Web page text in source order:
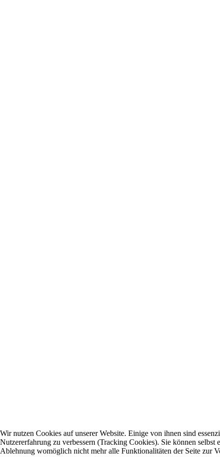
Wir nutzen Cookies auf unserer Website. Einige von ihnen sind
Nutzererfahrung zu verbessern (Tracking Cookies). Sie können selbst
Ablehnung womöglich nicht mehr alle Funktionalitäten der Seite zur